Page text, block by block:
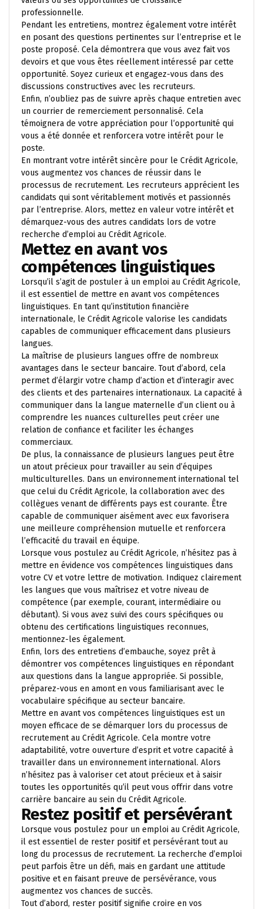
professionnelle.
Pendant les entretiens, montrez également votre intérêt
en posant des questions pertinentes sur l’entreprise et le
poste proposé. Cela démontrera que vous avez fait vos
devoirs et que vous êtes réellement intéressé par cette
opportunité. Soyez curieux et engagez-vous dans des
discussions constructives avec les recruteurs.
Enfin, n’oubliez pas de suivre après chaque entretien avec
un courrier de remerciement personnalisé. Cela
témoignera de votre appréciation pour l’opportunité qui
vous a été donnée et renforcera votre intérêt pour le
poste.
En montrant votre intérêt sincère pour le Crédit Agricole,
vous augmentez vos chances de réussir dans le
processus de recrutement. Les recruteurs apprécient les
candidats qui sont véritablement motivés et passionnés
par l’entreprise. Alors, mettez en valeur votre intérêt et
démarquez-vous des autres candidats lors de votre
recherche d’emploi au Crédit Agricole.
Mettez en avant vos
compétences linguistiques
Lorsqu’il s’agit de postuler à un emploi au Crédit Agricole,
il est essentiel de mettre en avant vos compétences
linguistiques. En tant qu’institution financière
internationale, le Crédit Agricole valorise les candidats
capables de communiquer efficacement dans plusieurs
langues.
La maîtrise de plusieurs langues offre de nombreux
avantages dans le secteur bancaire. Tout d’abord, cela
permet d’élargir votre champ d’action et d’interagir avec
des clients et des partenaires internationaux. La capacité à
communiquer dans la langue maternelle d’un client ou à
comprendre les nuances culturelles peut créer une
relation de confiance et faciliter les échanges
commerciaux.
De plus, la connaissance de plusieurs langues peut être
un atout précieux pour travailler au sein d’équipes
multiculturelles. Dans un environnement international tel
que celui du Crédit Agricole, la collaboration avec des
collègues venant de différents pays est courante. Être
capable de communiquer aisément avec eux favorisera
une meilleure compréhension mutuelle et renforcera
l’efficacité du travail en équipe.
Lorsque vous postulez au Crédit Agricole, n’hésitez pas à
mettre en évidence vos compétences linguistiques dans
votre CV et votre lettre de motivation. Indiquez clairement
les langues que vous maîtrisez et votre niveau de
compétence (par exemple, courant, intermédiaire ou
débutant). Si vous avez suivi des cours spécifiques ou
obtenu des certifications linguistiques reconnues,
mentionnez-les également.
Enfin, lors des entretiens d’embauche, soyez prêt à
démontrer vos compétences linguistiques en répondant
aux questions dans la langue appropriée. Si possible,
préparez-vous en amont en vous familiarisant avec le
vocabulaire spécifique au secteur bancaire.
Mettre en avant vos compétences linguistiques est un
moyen efficace de se démarquer lors du processus de
recrutement au Crédit Agricole. Cela montre votre
adaptabilité, votre ouverture d’esprit et votre capacité à
travailler dans un environnement international. Alors
n’hésitez pas à valoriser cet atout précieux et à saisir
toutes les opportunités qu’il peut vous offrir dans votre
carrière bancaire au sein du Crédit Agricole.
Restez positif et persévérant
Lorsque vous postulez pour un emploi au Crédit Agricole,
il est essentiel de rester positif et persévérant tout au
long du processus de recrutement. La recherche d’emploi
peut parfois être un défi, mais en gardant une attitude
positive et en faisant preuve de persévérance, vous
augmentez vos chances de succès.
Tout d’abord, rester positif signifie croire en vos